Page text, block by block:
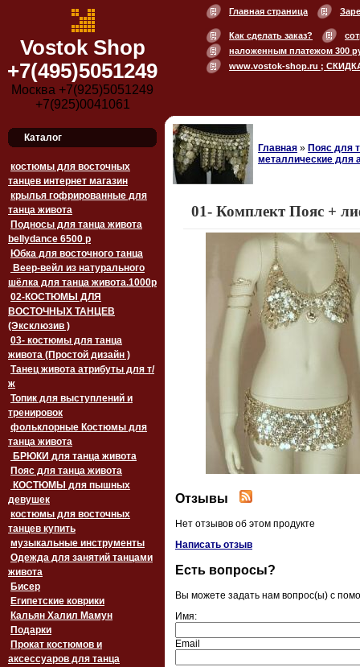
Vostok Shop
+7(495)5051249
Москва +7(925)5051249
+7(925)0041061
Главная страница
Как сделать заказ?
наложенным платежом 300
www.vostok-shop.ru ;
Каталог
костюмы для восточных
танцев интернет магазин
крылья гофрированные для
танца живота
Подносы для танца живота
bellydance 6500 p
Юбка для восточного танца
Веер-вейл из натурального
шёлка для танца живота.1000p
02-КОСТЮМЫ ДЛЯ
ВОСТОЧНЫХ ТАНЦЕВ
(Эксклюзив )
03- костюмы для танца
живота (Простой дизайн )
Танец живота атрибуты для т/
ж
Топик для выступлений и
тренировок
фольклорные Костюмы для
танца живота
БРЮКИ для танца живота
Пояс для танца живота
девушек
костюмы для восточных
танцев купить
музыкальные инструменты
Одежда для занятий танцами
живота
Бисер
Египетские коврики
Кальян Халил Мамун
Подарки
Прокат костюмов и
аксессуаров для танца
Главная » Пояс для
металлические для
01- Комплект Пояс +
Отзывы
Нет отзывов об этом продукте
Написать отзыв
Есть вопросы?
Вы можете задать нам вопрос(ы) с
Имя:
Email